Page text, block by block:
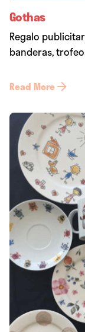
Gothas
Regalo
banderas,
Read More